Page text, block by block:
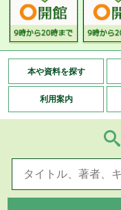
本や資料を探す
利用案内